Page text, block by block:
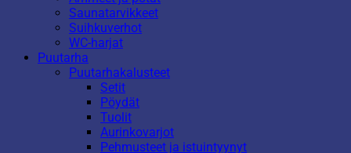
Saunatarvikkeet
Suihkuverhot
WC-harjat
Puutarha
Puutarhakalusteet
Setit
Pöydät
Tuolit
Aurinkovarjot
Pehmusteet ja istuintyynyt